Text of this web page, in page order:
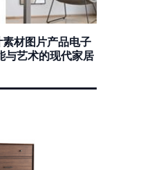
材图片产品电子
与艺术的现代家居